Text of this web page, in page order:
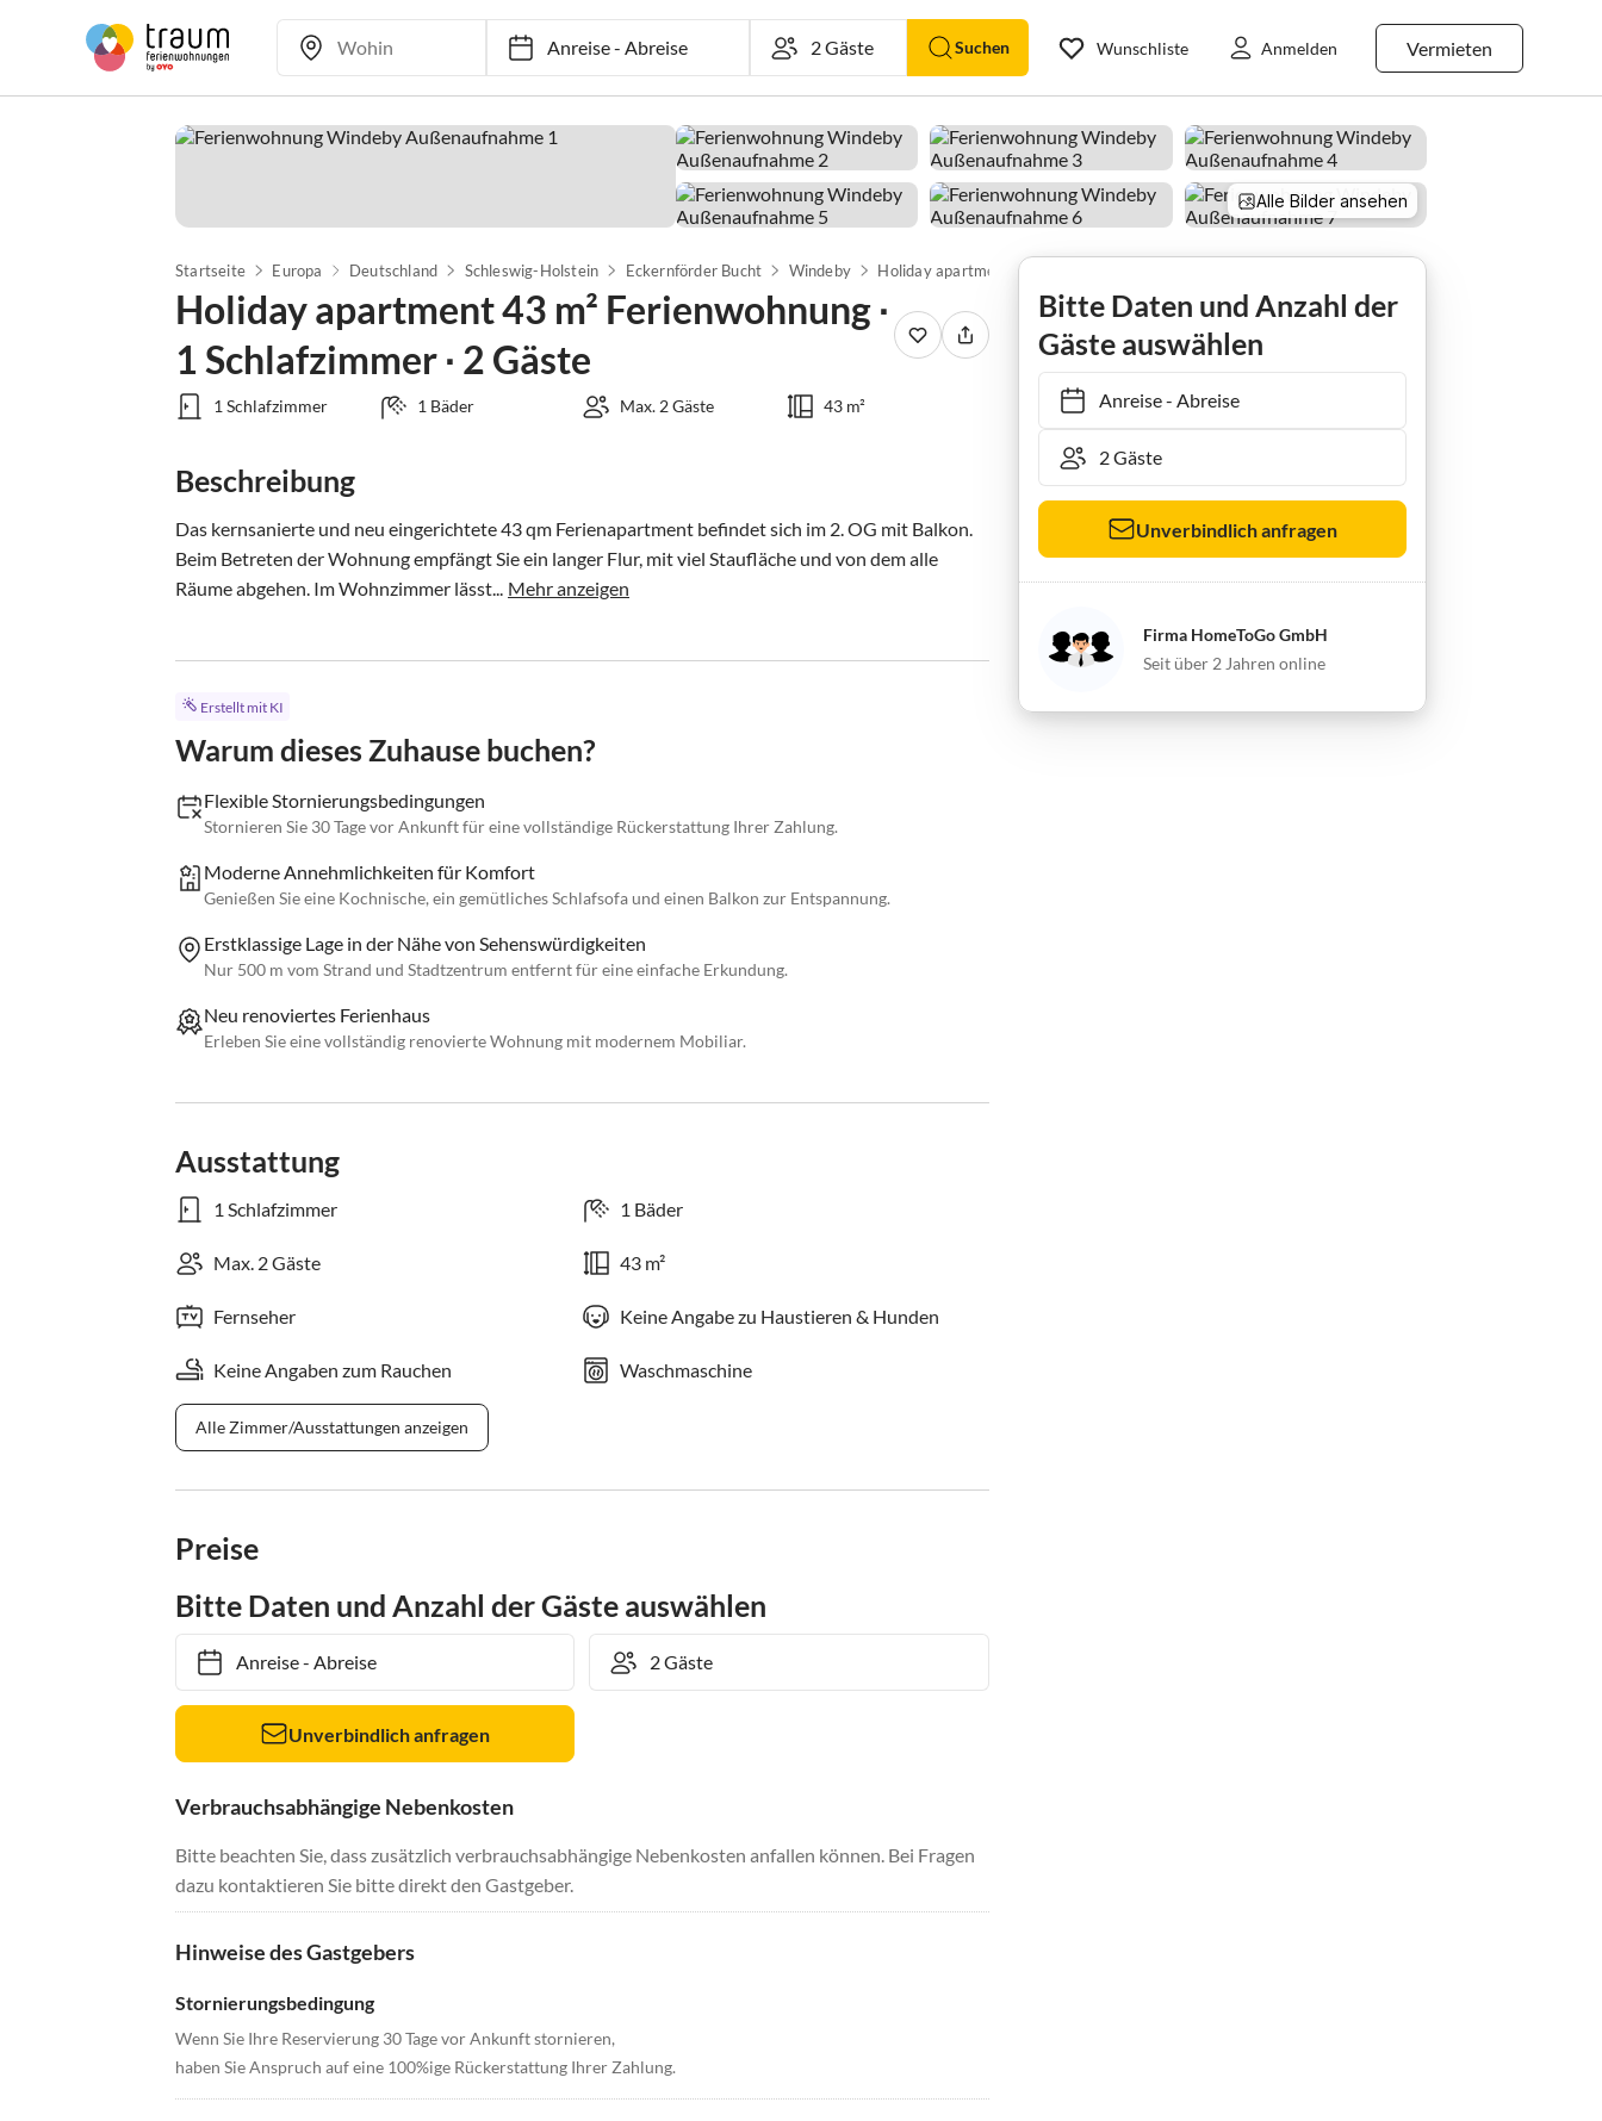
Anreise-Abreise Suchen Vermieten
Wunschliste Anmelden
Alle Bilder ansehen
Startseite Europa Deutschland Schleswig-Holstein Eckernförder Bucht Windeby
Holiday apartment 43 m² Ferienwohnung ∙
1 Schlafzimmer ∙ 2 Gäste
1 Schlafzimmer 1 Bäder Max. 2 Gäste 43 m²
Beschreibung
Das kernsanierte und neu eingerichtete 43 qm Ferienapartment befindet sich im 2. OG mit Balkon.
Beim Betreten der Wohnung empfängt Sie ein langer Flur, mit viel Staufläche und von dem alle
Räume abgehen. Im Wohnzimmer lässt... Mehr anzeigen
Erstellt mit KI
Warum dieses Zuhause buchen?
Flexible Stornierungsbedingungen
Stornieren Sie 30 Tage vor Ankunft für eine vollständige Rückerstattung Ihrer Zahlung.
Moderne Annehmlichkeiten für Komfort
Genießen Sie eine Kochnische, ein gemütliches Schlafsofa und einen Balkon zur Entspannung.
Erstklassige Lage in der Nähe von Sehenswürdigkeiten
Nur 500 m vom Strand und Stadtzentrum entfernt für eine einfache Erkundung.
Neu renoviertes Ferienhaus
Erleben Sie eine vollständig renovierte Wohnung mit modernem Mobiliar.
Ausstattung
1 Schlafzimmer 1 Bäder
Max. 2 Gäste 43 m²
Fernseher Keine Angabe zu Haustieren & Hunden
Keine Angaben zum Rauchen Waschmaschine
Alle Zimmer/Ausstattungen anzeigen
Preise
Bitte Daten und Anzahl der Gäste auswählen
Anreise- Abreise
Unverbindlich anfragen
Verbrauchsabhängige Nebenkosten
Bitte beachten Sie, dass zusätzlich verbrauchsabhängige Nebenkosten anfallen können. Bei Fragen
dazu kontaktieren Sie bitte direkt den Gastgeber.
Hinweise des Gastgebers
Stornierungsbedingung
Wenn Sie Ihre Reservierung 30 Tage vor Ankunft stornieren,
haben Sie Anspruch auf eine 100%ige Rückerstattung Ihrer Zahlung.
Bitte Daten und Anzahl der
Gäste auswählen
Anreise- Abreise
Unverbindlich anfragen
Firma HomeToGo GmbH
Seit über 2 Jahren online